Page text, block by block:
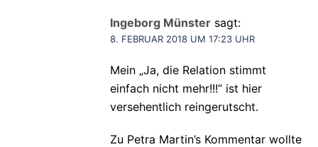
Ingeborg Münster sagt:
8. FEBRUAR 2018 UM 17:23 UHR
Mein „Ja, die Relation stimmt
einfach nicht mehr!!!“ ist hier
versehentlich reingerutscht.
Zu Petra Martin’s Kommentar wollte